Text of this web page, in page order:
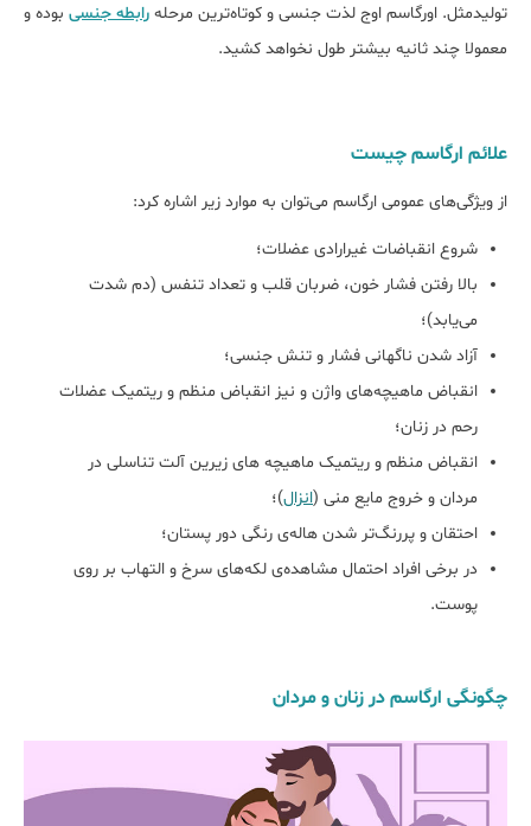
تولیدمثل. اورگاسم اوج لذت جنسی و کوتاه‌ترین مرحله رابطه جنسی بوده و
معمولا چند ثانیه بیشتر طول نخواهد کشید.
علائم ارگاسم چیست
از ویژگی‌های عمومی ارگاسم می‌توان به موارد زیر اشاره کرد:
شروع انقباضات غیرارادی عضلات؛
بالا رفتن فشار خون، ضربان قلب و تعداد تنفس (دم شدت
می‌یابد)؛
آزاد شدن ناگهانی فشار و تنش جنسی؛
انقباض ماهیچه‌‌های واژن و نیز انقباض منظم و ریتمیک عضلات
رحم در زنان؛
انقباض‌ منظم و ریتمیک ماهیچه ‌های زیرین آلت تناسلی در
مردان و خروج مایع منی (انزال)؛
احتقان و پررنگ‌تر شدن هاله‌ی رنگی دور پستان؛
در برخی افراد احتمال مشاهده‌ی لکه‌های سرخ و التهاب بر روی
پوست.
چگونگی ارگاسم در زنان و مردان